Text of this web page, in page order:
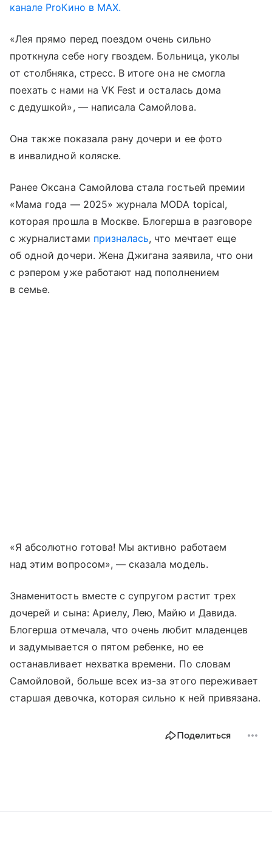
канале ProКино в MAX.
«Лея прямо перед поездом очень сильно
проткнула себе ногу гвоздем. Больница, уколы
от столбняка, стресс. В итоге она не смогла
поехать с нами на VK Fest и осталась дома
с дедушкой», — написала Самойлова.
Она также показала рану дочери и ее фото
в инвалидной коляске.
Ранее Оксана Самойлова стала гостьей премии
«Мама года — 2025» журнала MODA topical,
которая прошла в Москве. Блогерша в разговоре
с журналистами призналась, что мечтает еще
об одной дочери. Жена Джигана заявила, что они
с рэпером уже работают над пополнением
в семье.
«Я абсолютно готова! Мы активно работаем
над этим вопросом», — сказала модель.
Знаменитость вместе с супругом растит трех
дочерей и сына: Ариелу, Лею, Майю и Давида.
Блогерша отмечала, что очень любит младенцев
и задумывается о пятом ребенке, но ее
останавливает нехватка времени. По словам
Самойловой, больше всех из-за этого переживает
старшая девочка, которая сильно к ней привязана.
Поделиться